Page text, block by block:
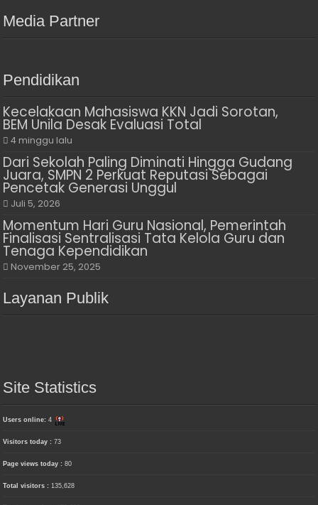
Media Partner
Pendidikan
Kecelakaan Mahasiswa KKN Jadi Sorotan,
BEM Unila Desak Evaluasi Total
4 minggu lalu
Dari Sekolah Paling Diminati Hingga Gudang
Juara, SMPN 2 Perkuat Reputasi Sebagai
Pencetak Generasi Unggul
Juli 5, 2026
Momentum Hari Guru Nasional, Pemerintah
Finalisasi Sentralisasi Tata Kelola Guru dan
Tenaga Kependidikan
November 25, 2025
Layanan Publik
Site Statistics
Users online:4
Visitors today :73
Page views today :80
Total visitors :135,628